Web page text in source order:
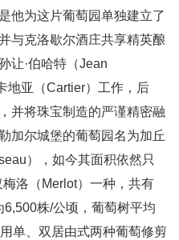
他为这片葡萄园单独建立了
与克洛歇尔酒庄共享精英酿
让·伯哈特（Jean
地亚（Cartier）工作，后
并将珠宝制造的严谨精密融
加尔城堡的葡萄园名为加丘
），如今其面积依然只
洛（Merlot）一种，共有
株/公顷，葡萄树平均
单、双居由式两种葡萄修剪